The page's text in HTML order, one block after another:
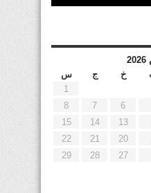
خ ج
س
1
6
7
8
13
14
15
20
21
22
27
28
29